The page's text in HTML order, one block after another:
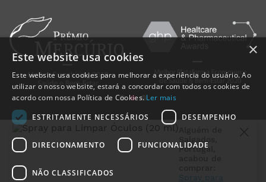
MedicalShop - Saúde e Bem-Estar
×
Este website usa cookies
Este website usa cookies para melhorar a experiência do usuário. Ao
utilizar o nosso website, estará a concordar com todos os cookies de
acordo com nossa Política de Cookies. Ler mais
ESTRITAMENTE NECESSÁRIOS
DESEMPENHO
DIRECIONAMENTO FUNCIONALIDADE
NÃO CLASSIFICADOS
Portugal
Spray para